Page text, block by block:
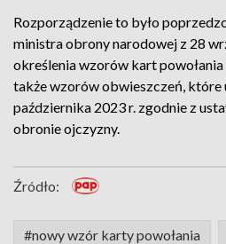
Rozporządzenie to było
ministra obrony narodowej z 28
określenia wzorów kart powołania
także wzorów obwieszczeń, które
października 2023 r. zgodnie z
obronie ojczyzny.
Źródło:
#nowy wzór karty powołania